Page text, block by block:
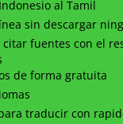
al Tamil
sin descargar
citar fuentes con el
de forma gratuita
traducir con